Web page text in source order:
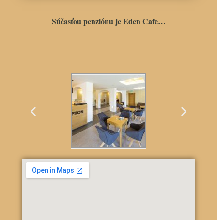
Súčasťou penziónu je Eden Cafe…